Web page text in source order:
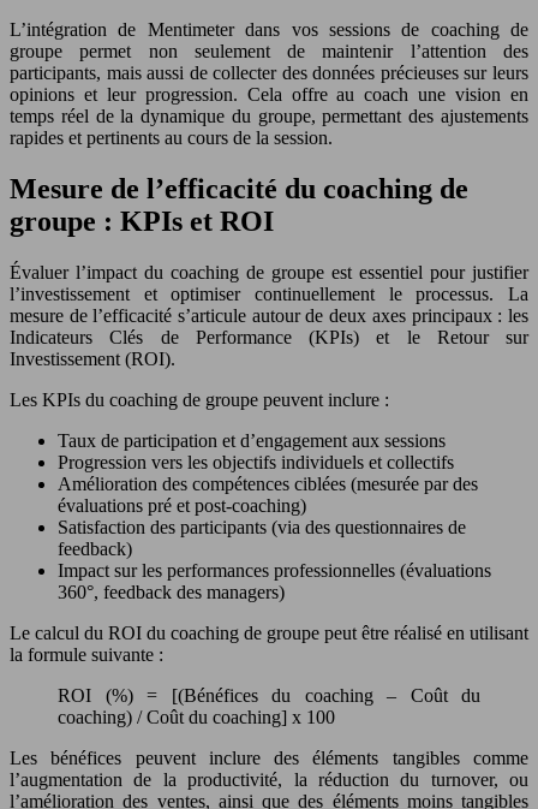
L’intégration de Mentimeter dans vos sessions de coaching de
groupe permet non seulement de maintenir l’attention des
participants, mais aussi de collecter des données précieuses sur leurs
opinions et leur progression. Cela offre au coach une vision en
temps réel de la dynamique du groupe, permettant des ajustements
rapides et pertinents au cours de la session.
Mesure de l’efficacité du coaching de
groupe : KPIs et ROI
Évaluer l’impact du coaching de groupe est essentiel pour justifier
l’investissement et optimiser continuellement le processus. La
mesure de l’efficacité s’articule autour de deux axes principaux : les
Indicateurs Clés de Performance (KPIs) et le Retour sur
Investissement (ROI).
Les KPIs du coaching de groupe peuvent inclure :
Taux de participation et d’engagement aux sessions
Progression vers les objectifs individuels et collectifs
Amélioration des compétences ciblées (mesurée par des
évaluations pré et post-coaching)
Satisfaction des participants (via des questionnaires de
feedback)
Impact sur les performances professionnelles (évaluations
360°, feedback des managers)
Le calcul du ROI du coaching de groupe peut être réalisé en utilisant
la formule suivante :
ROI (%) = [(Bénéfices du coaching – Coût du
coaching) / Coût du coaching] x 100
Les bénéfices peuvent inclure des éléments tangibles comme
l’augmentation de la productivité, la réduction du turnover, ou
l’amélioration des ventes, ainsi que des éléments moins tangibles